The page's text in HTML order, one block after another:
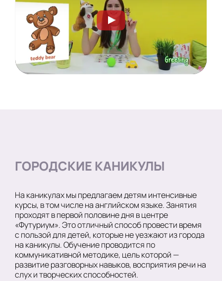
ГОРОДСКИЕ КАНИКУЛЫ
На каникулах мы предлагаем детям интенсивные
курсы, в том числе на английском языке. Занятия
проходят в первой половине дня в центре
«Футуриум». Это отличный способ провести время
с пользой для детей, которые не уезжают из города
на каникулы. Обучение проводится по
коммуникативной методике, цель которой —
развитие разговорных навыков, восприятия речи на
слух и творческих способностей.